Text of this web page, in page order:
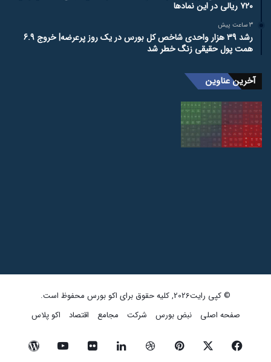
۷۲۰ ریالی در این نماد‌ها
3 ساعت پیش
رشد 39 هزار واحدی شاخص کل بورس در یک روز پرعرضه| خروج 6.9
همت پول حقیقی زنگ خطر شد
آخرین عناوین
© کپی رایت2026, کلیه حقوق برای اکو بورس محفوظ است.
صفحه اصلی
نبض بورس شرکت مجامع اقتصاد اکو پلاس
فیسبوک ایکس پینتریستدریبببل لینکداین تصاویر یوتیوب